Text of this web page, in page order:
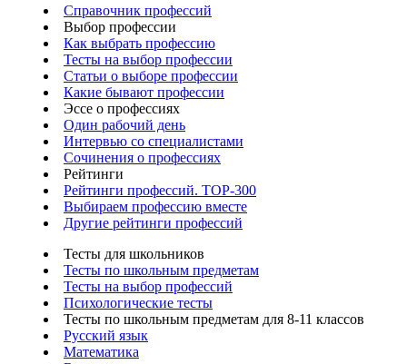
Справочник профессий
Выбор профессии
Как выбрать профессию
Тесты на выбор профессии
Статьи о выборе профессии
Какие бывают профессии
Эссе о профессиях
Один рабочий день
Интервью со специалистами
Сочинения о профессиях
Рейтинги
Рейтинги профессий. TOP-300
Выбираем профессию вместе
Другие рейтинги профессий
Тесты для школьников
Тесты по школьным предметам
Тесты на выбор профессий
Психологические тесты
Тесты по школьным предметам для 8-11 классов
Русский язык
Математика